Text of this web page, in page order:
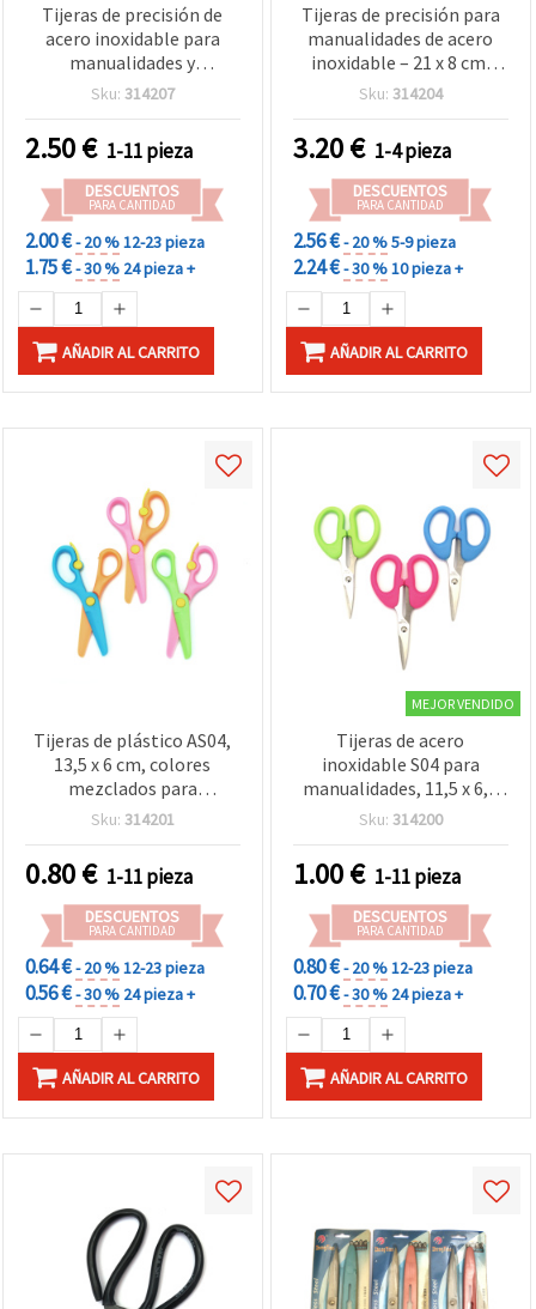
Tijeras de precisión de
acero inoxidable para
manualidades y
scrapbooking – 18,5 x 8
corte diario
Sku: 314207
2.50€ 1-11 pieza
DESCUENTOS
PARA CANTIDAD
2.00 €- 20 %12-23 pieza
1.75 €- 30 % 24 pieza +
AÑADIR AL CARRITO
Tijeras de precisión para
manualidades de acero
inoxidable – 21 x 8 cm,
prácticas para el corte
Sku: 314204
3.20€ 1-4 pieza
DESCUENTOS
PARA CANTIDAD
2.56 €- 20 %5-9 pieza
2.24 €- 30 %10 pieza +
AÑADIR AL CARRITO
Tijeras de plástico AS04,
13,5 x 6 cm, colores
mezclados para
manualidades
Sku: 314201
0.80€ 1-11 pieza
DESCUENTOS
PARA CANTIDAD
0.64 €- 20 %12-23 pieza
0.56 €- 30 % 24 pieza +
AÑADIR AL CARRITO
MEJOR VENDIDO
Tijeras de acero
inoxidable S04 para
manualidades, 11,5 x 6,5
cm, colores mixtos
Sku: 314200
1.00€ 1-11 pieza
DESCUENTOS
PARA CANTIDAD
0.80 €- 20 %12-23 pieza
0.70 €- 30 % 24 pieza +
AÑADIR AL CARRITO